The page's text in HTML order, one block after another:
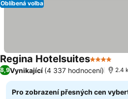
Oblíbená volba
Regina Hotelsuites4 Počet
8,9Vynikající (4 337 hodnocení) 2.4
Pro zobrazení přesných cen